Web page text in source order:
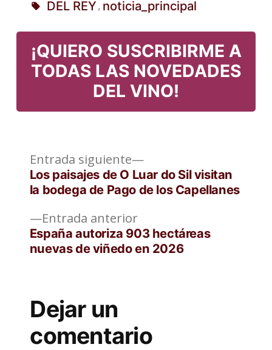
en
DEL REY , noticia_principal
¡QUIERO SUSCRIBIRME A
TODAS LAS NOVEDADES
DEL VINO!
Navegación
de
entradas
Entrada anteriorEntrada
anterior:
España autoriza 903 hectáreas
nuevas de viñedo en 2026
Entrada siguiente
Entrada
siguiente:
Los paisajes de O Luar do Sil visitan
la bodega de Pago de los Capellanes
Dejar un
comentario